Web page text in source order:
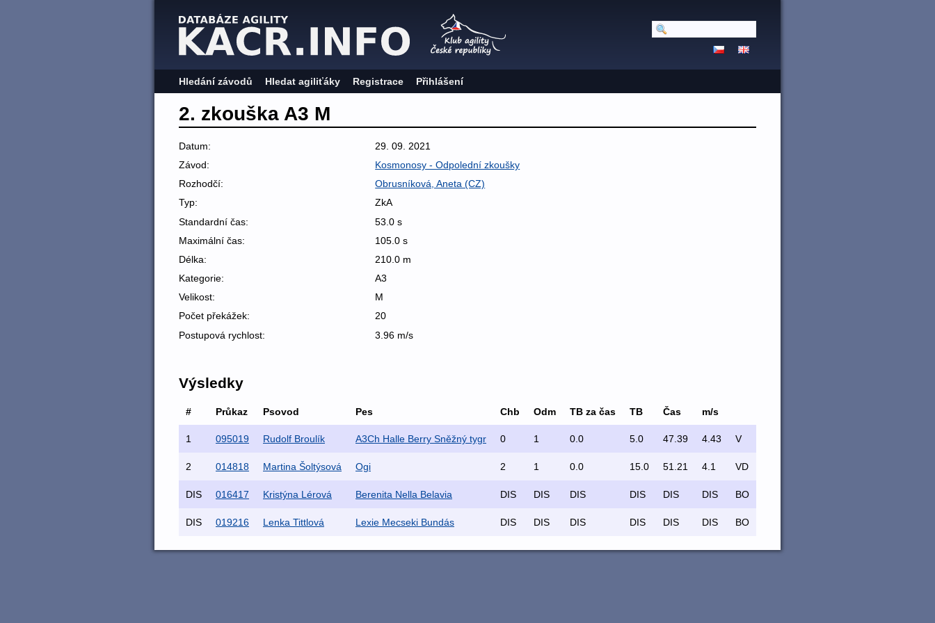
Hledání závodů Hledat agiliťáky Registrace Přihlášení
2. zkouška A3 M
Datum:
29. 09. 2021
Závod:
Kosmonosy - Odpolední zkoušky
Rozhodčí:
Obrusníková, Aneta (CZ)
Typ:
ZkA
Standardní čas:
53.0 s
Maximální čas:
105.0 s
Délka:
210.0 m
Kategorie:
A3
Velikost:
M
Počet překážek:
20
Postupová rychlost:
3.96 m/s
Výsledky
# Průkaz Psovod Pes Chb Odm TB za čas TB Čas m/s
1 095019 Rudolf Broulík A3Ch Halle Berry Sněžný tygr 0 1 0.0 5.0 47.39 4.43 V
2 014818 Martina Šoltýsová Ogi 2 1 0.0 15.0 51.21 4.1 VD
DIS 016417 Kristýna Lérová Berenita Nella Belavia DIS DIS DIS DIS DIS DIS BO
DIS 019216 Lenka Tittlová Lexie Mecseki Bundás DIS DIS DIS DIS DIS DIS BO